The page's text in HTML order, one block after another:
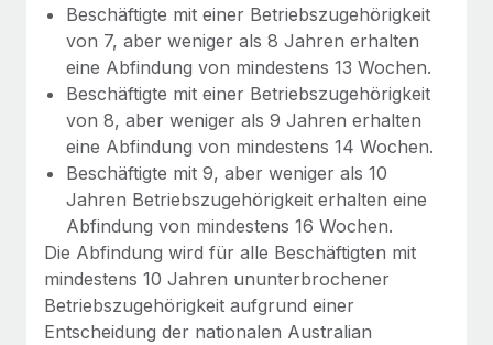
Beschäftigte mit einer Betriebszugehörigkeit
von 7, aber weniger als 8 Jahren erhalten
eine Abfindung von mindestens 13 Wochen.
Beschäftigte mit einer Betriebszugehörigkeit
von 8, aber weniger als 9 Jahren erhalten
eine Abfindung von mindestens 14 Wochen.
Beschäftigte mit 9, aber weniger als 10
Jahren Betriebszugehörigkeit erhalten eine
Abfindung von mindestens 16 Wochen.
Die Abfindung wird für alle Beschäftigten mit
mindestens 10 Jahren ununterbrochener
Betriebszugehörigkeit aufgrund einer
Entscheidung der nationalen Australian